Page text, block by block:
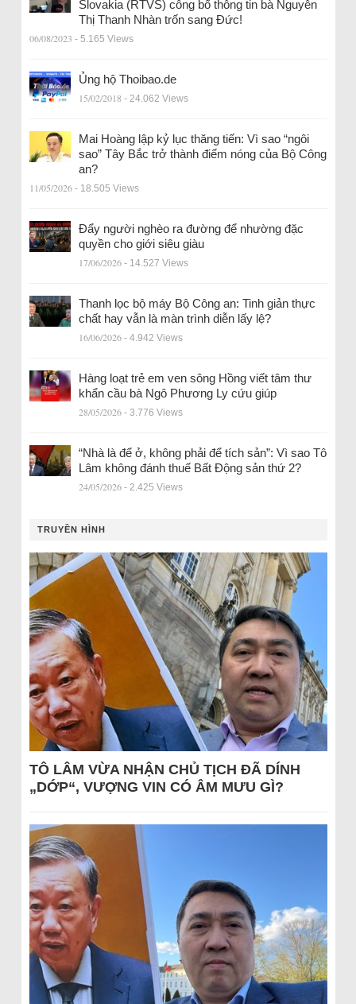
Slovakia (RTVS) công bố thông tin bà Nguyễn
Thị Thanh Nhàn trốn sang Đức!
06/08/2023 - 5.165 Views
Ủng hộ Thoibao.de
15/02/2018 - 24.062 Views
Mai Hoàng lập kỷ lục thăng tiến: Vì sao “ngôi
sao” Tây Bắc trở thành điểm nóng của Bộ Công
an?
11/05/2026 - 18.505 Views
Đẩy người nghèo ra đường để nhường đặc
quyền cho giới siêu giàu
17/06/2026 - 14.527 Views
Thanh lọc bộ máy Bộ Công an: Tinh giản thực
chất hay vẫn là màn trình diễn lấy lệ?
16/06/2026 - 4.942 Views
Hàng loạt trẻ em ven sông Hồng viết tâm thư
khẩn cầu bà Ngô Phương Ly cứu giúp
28/05/2026 - 3.776 Views
“Nhà là để ở, không phải để tích sản”: Vì sao Tô
Lâm không đánh thuế Bất Động sản thứ 2?
24/05/2026 - 2.425 Views
TRUYỀN HÌNH
TÔ LÂM VỪA NHẬN CHỦ TỊCH ĐÃ DÍNH
„DỚP“, VƯỢNG VIN CÓ ÂM MƯU GÌ?